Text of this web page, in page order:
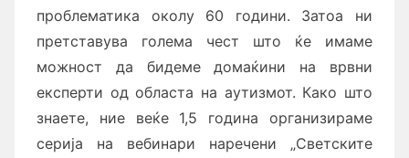
проблематика околу 60 години. Затоа ни
претставува голема чест што ќе имаме
можност да бидеме домаќини на врвни
експерти од областа на аутизмот. Како што
знаете, ние веќе 1,5 година организираме
серија на вебинари наречени „Светските